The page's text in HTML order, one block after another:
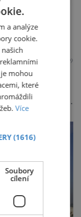
8.8.2019
historii
Podle všech
metru, vážil
chlubit
a doba
před 19
známý
Dominantní
a analýze
cookie.
mohou
které
Více
(1616)
Soubory
cílení